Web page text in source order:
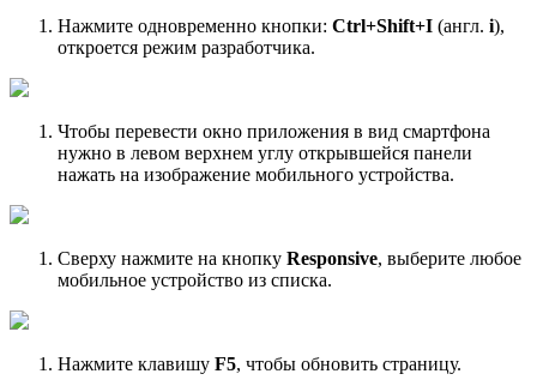
Нажмите одновременно кнопки: Ctrl+Shift+I (англ. i),
откроется режим разработчика.
Чтобы перевести окно приложения в вид смартфона
нужно в левом верхнем углу открывшейся панели
нажать на изображение мобильного устройства.
Сверху нажмите на кнопку Responsive, выберите любое
мобильное устройство из списка.
Нажмите клавишу F5, чтобы обновить страницу.